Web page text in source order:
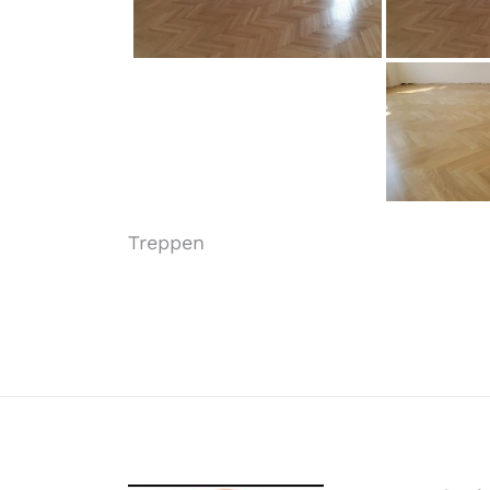
Nawigacja
Treppen